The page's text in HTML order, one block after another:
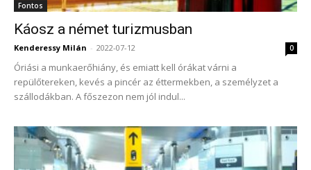
Fontos
Káosz a német turizmusban
Kenderessy Milán - 2022-07-12 0
Óriási a munkaerőhiány, és emiatt kell órákat várni a
repülőtereken, kevés a pincér az éttermekben, a személyzet a
szállodákban. A főszezon nem jól indul...